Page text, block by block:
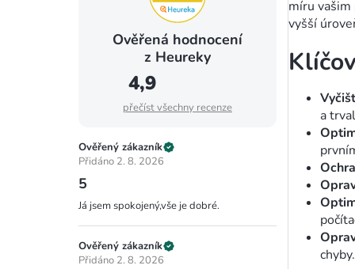
Ověřená hodnocení
z Heureky
4,9
přečíst všechny recenze
Ověřený zákazník
Přidáno 2. 8. 2026
5
Já jsem spokojený,vše je dobré.
Ověřený zákazník
Přidáno 2. 8. 2026
míru vašim
vyšší
a
chyby.